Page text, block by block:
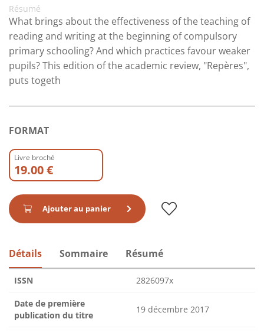
Résumé
What brings about the effectiveness of the teaching of
reading and writing at the beginning of compulsory
primary schooling? And which practices favour weaker
pupils? This edition of the academic review, "Repères",
puts togeth
FORMAT
Livre broché
19.00 €
Ajouter au panier
Détails Sommaire Résumé
ISSN 2826097x
Date de première
publication du titre
19 décembre 2017